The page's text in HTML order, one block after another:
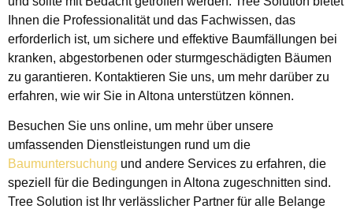
Ihnen die Professionalität und das Fachwissen, das
erforderlich ist, um sichere und effektive Baumfällungen bei
kranken, abgestorbenen oder sturmgeschädigten Bäumen
zu garantieren. Kontaktieren Sie uns, um mehr darüber zu
erfahren, wie wir Sie in Altona unterstützen können.
Besuchen Sie uns online, um mehr über unsere
umfassenden Dienstleistungen rund um die
Baumuntersuchung und andere Services zu erfahren, die
speziell für die Bedingungen in Altona zugeschnitten sind.
Tree Solution ist Ihr verlässlicher Partner für alle Belange